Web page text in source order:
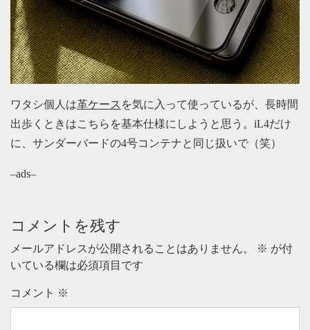
ワタシ個人は革ケース を気に入って使っているが、長時間
出歩くときはこちらを基本仕様にしようと思う。iL4だけ
に、サンダーバードの4号コンテナと同じ扱いで（笑）
–ads–
コメントを残す
メールアドレスが公開されることはありません。 ※ が付
いている欄は必須項目です
コメント ※